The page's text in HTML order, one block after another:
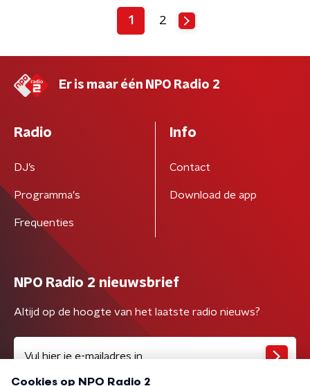
1 2
Er is maar één NPO Radio 2
Radio
DJ’s
Programma's
Frequenties
Info
Contact
Download de app
NPO Radio 2 nieuwsbrief
Altijd op de hoogte van het laatste radio nieuws?